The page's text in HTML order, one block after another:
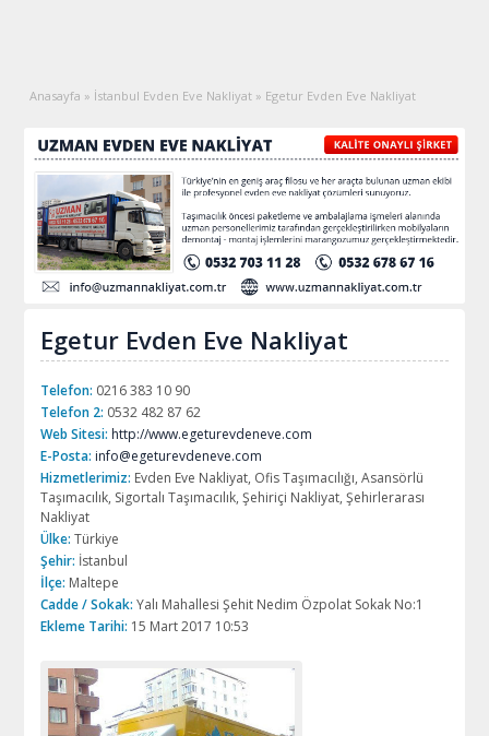
Anasayfa » İstanbul Evden Eve Nakliyat » Egetur Evden Eve Nakliyat
Egetur Evden Eve Nakliyat
Telefon: 0216 383 10 90
Telefon 2: 0532 482 87 62
Web Sitesi: http://www.egeturevdeneve.com
E-Posta: info@egeturevdeneve.com
Hizmetlerimiz: Evden Eve Nakliyat, Ofis Taşımacılığı, Asansörlü
Taşımacılık, Sigortalı Taşımacılık, Şehiriçi Nakliyat, Şehirlerarası
Nakliyat
Ülke: Türkiye
Şehir: İstanbul
İlçe: Maltepe
Cadde / Sokak: Yalı Mahallesi Şehit Nedim Özpolat Sokak No:1
Ekleme Tarihi: 15 Mart 2017 10:53